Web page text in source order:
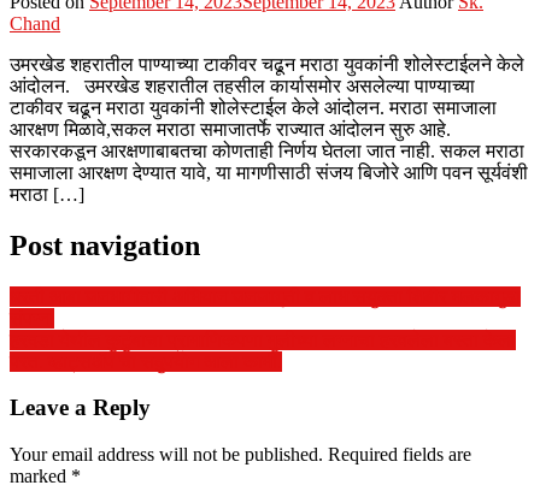
Chand
उमरखेड शहरातील पाण्याच्या टाकीवर चढून मराठा युवकांनी शोलेस्टाईलने केले
आंदोलन. उमरखेड शहरातील तहसील कार्यासमोर असलेल्या पाण्याच्या
टाकीवर चढून मराठा युवकांनी शोलेस्टाईल केले आंदोलन. मराठा समाजाला
आरक्षण मिळावे,सकल मराठा समाजातर्फे राज्यात आंदोलन सुरु आहे.
सरकारकडून आरक्षणाबाबतचा कोणताही निर्णय घेतला जात नाही. सकल मराठा
समाजाला आरक्षण देण्यात यावे, या मागणीसाठी संजय बिजोरे आणि पवन सूर्यवंशी
मराठा […]
Post navigation
Leave a Reply
Your email address will not be published. Required fields are
marked *